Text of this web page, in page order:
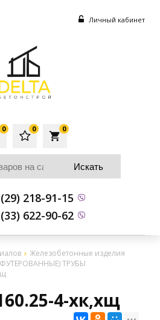
Личный кабинет
local_grocery_store
0
0
0
218-91-15
622-90-62
Железобетонные изделия
ТРУБЫ
4-хк,хщ